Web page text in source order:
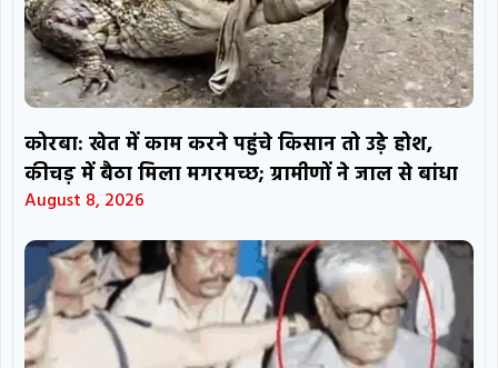
कोरबा: खेत में काम करने पहुंचे किसान तो उड़े होश,
कीचड़ में बैठा मिला मगरमच्छ; ग्रामीणों ने जाल से बांधा
August 8, 2026